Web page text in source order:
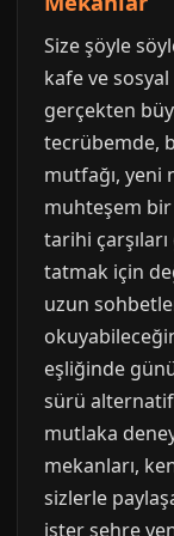
Size şöyle
kafe ve
gerçekten
tecrübemde,
mutfağı, yeni
muhteşem bir
tarihi
tatmak için
uzun
eşliğinde
sürü alternatif
mutlaka
mekanları,
sizlerle
ister şehre